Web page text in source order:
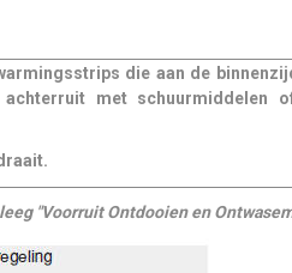
die aan de
met schuurmiddelen
"Voorruit Ontdooien en